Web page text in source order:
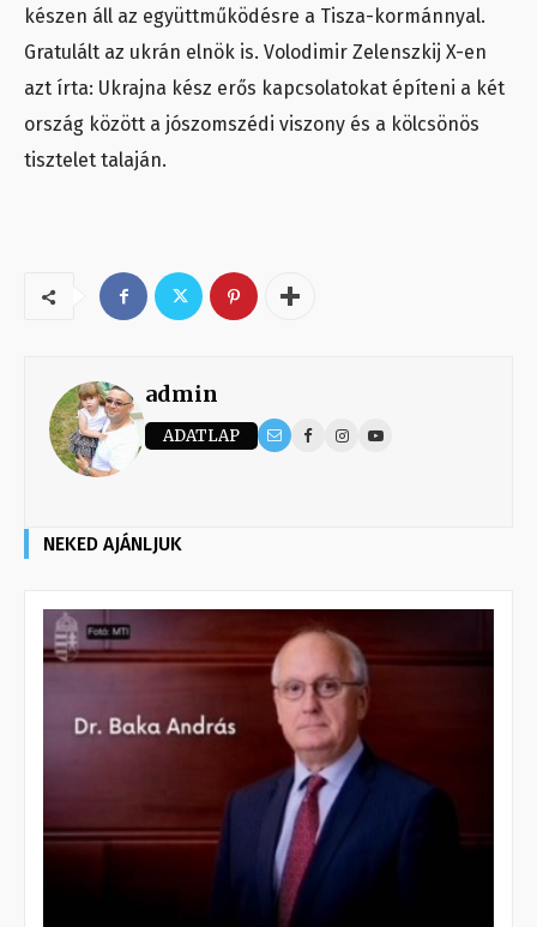
készen áll az együttműködésre a Tisza-kormánnyal.
Gratulált az ukrán elnök is. Volodimir Zelenszkij X-en
azt írta: Ukrajna kész erős kapcsolatokat építeni a két
ország között a jószomszédi viszony és a kölcsönös
tisztelet talaján.
admin
ADATLAP
NEKED AJÁNLJUK